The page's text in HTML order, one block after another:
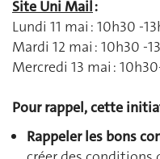
Site Uni Mail:
Lundi 11 mai : 10h30 -
Mardi 12 mai : 10h30 -
Mercredi 13 mai :
Pour rappel, cette
Rappeler les bons